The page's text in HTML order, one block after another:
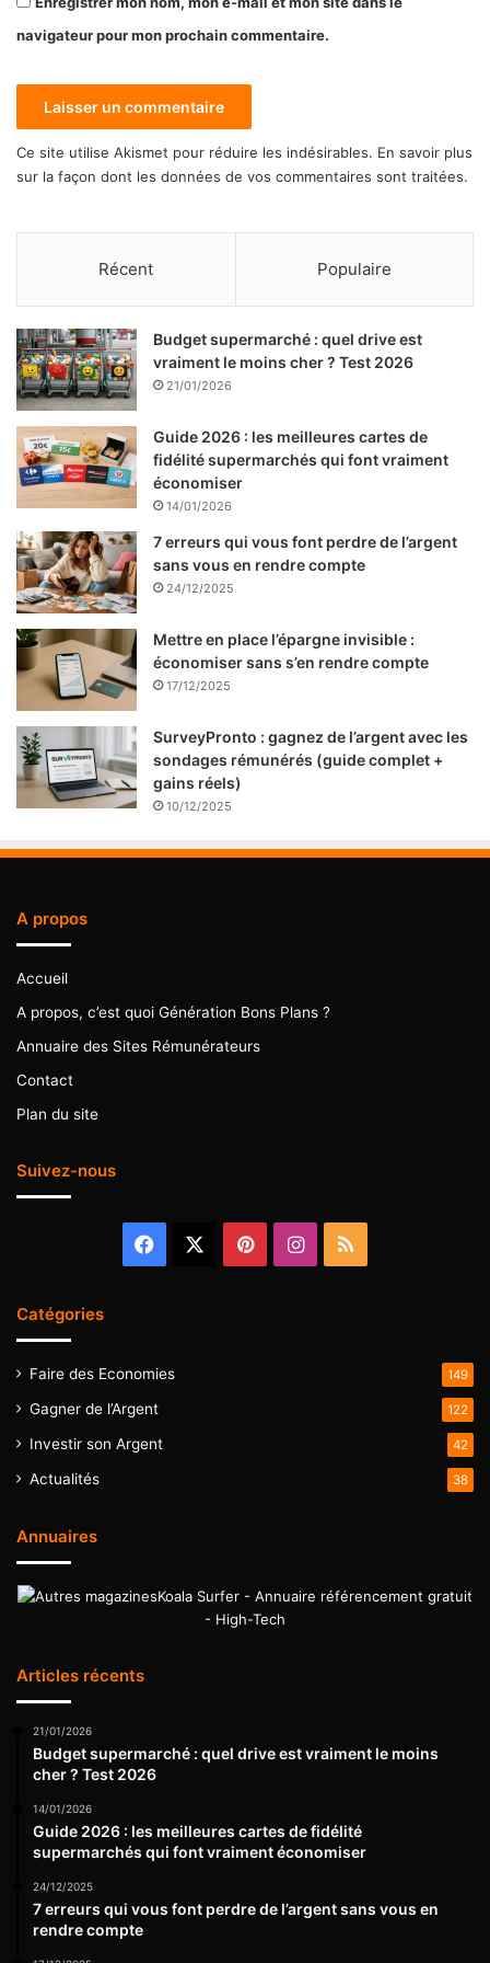
navigateur pour mon prochain commentaire.
Ce site utilise Akismet pour réduire les indésirables. En savoir plus
sur la façon dont les données de vos commentaires sont traitées.
Récent Populaire
Budget supermarché : quel drive est
vraiment le moins cher ? Test 2026
21/01/2026
Guide 2026 : les meilleures cartes de
fidélité supermarchés qui font vraiment
économiser
14/01/2026
7 erreurs qui vous font perdre de l’argent
sans vous en rendre compte
24/12/2025
Mettre en place l’épargne invisible :
économiser sans s’en rendre compte
17/12/2025
SurveyPronto : gagnez de l’argent avec les
sondages rémunérés (guide complet +
gains réels)
10/12/2025
A propos
Accueil
A propos, c’est quoi Génération Bons Plans ?
Annuaire des Sites Rémunérateurs
Contact
Plan du site
Suivez-nous
Facebook PinterestInstagram
RSS
Catégories
Faire des Economies 149
Gagner de l’Argent 122
Investir son Argent 42
Actualités 38
Annuaires
Koala Surfer - Annuaire référencement gratuit
- High-Tech
Articles récents
21/01/2026
Budget supermarché : quel drive est vraiment le moins
cher ? Test 2026
14/01/2026
Guide 2026 : les meilleures cartes de fidélité
supermarchés qui font vraiment économiser
24/12/2025
7 erreurs qui vous font perdre de l’argent sans vous en
rendre compte